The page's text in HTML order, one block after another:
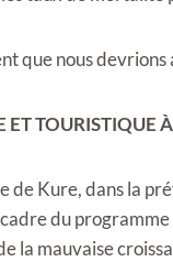
que nous
TOURISTIQUE À
de Kure, dans la
du
la mauvaise